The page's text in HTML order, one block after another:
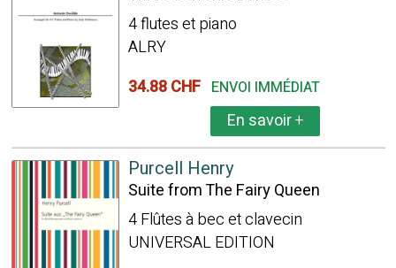
4 flutes et piano
ALRY
34.88 CHF ENVOI IMMÉDIAT
En savoir+
Purcell Henry
Suite from The Fairy Queen
4 Flûtes à bec et clavecin
UNIVERSAL EDITION